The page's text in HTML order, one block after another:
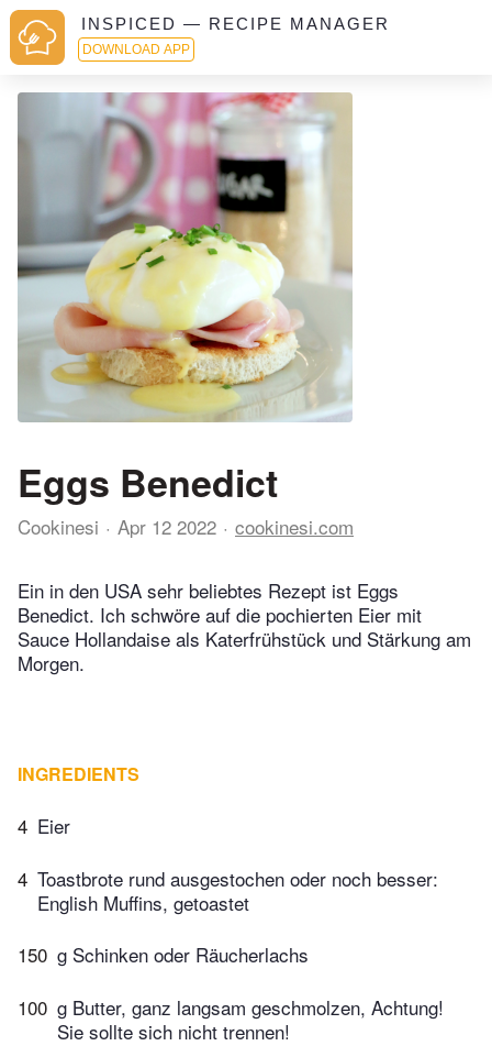
INSPICED — RECIPE MANAGER
DOWNLOAD APP
Eggs Benedict
Cookinesi Apr 12 2022 cookinesi.com
Ein in den USA sehr beliebtes Rezept ist Eggs
Benedict. Ich schwöre auf die pochierten Eier mit
Sauce Hollandaise als Katerfrühstück und Stärkung am
Morgen.
INGREDIENTS
4 Eier
4 Toastbrote rund ausgestochen oder noch besser:
English Muffins, getoastet
150 g Schinken oder Räucherlachs
100 g Butter, ganz langsam geschmolzen, Achtung!
Sie sollte sich nicht trennen!